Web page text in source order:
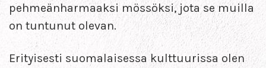
pehmeänharmaaksi mössöksi, jota se muilla
on tuntunut olevan.
Erityisesti suomalaisessa kulttuurissa olen